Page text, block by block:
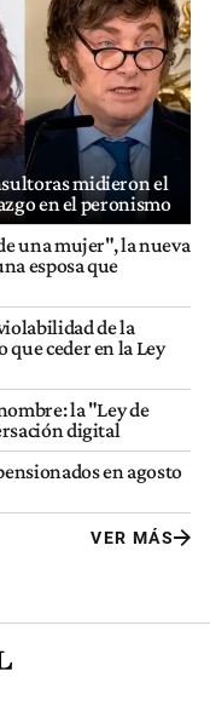
midieron el
en el peronismo
una mujer", la nueva
esposa que
de la
ceder en la Ley
la "Ley de
digital
en agosto
VER MÁS